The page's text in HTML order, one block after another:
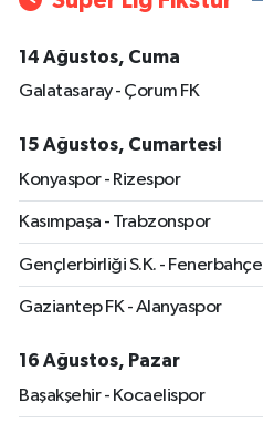
14 Ağustos, Cuma
Galatasaray - Çorum FK
15 Ağustos, Cumartesi
Konyaspor - Rizespor
Kasımpaşa - Trabzonspor
Gençlerbirliği S.K. - Fenerbahçe
Gaziantep FK - Alanyaspor
16 Ağustos, Pazar
Başakşehir - Kocaelispor